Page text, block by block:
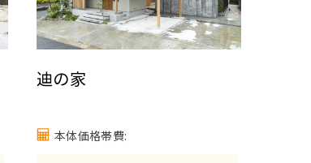
迪の家
本体価格帯費: